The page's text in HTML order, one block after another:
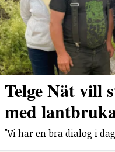
Telge Nät vill
med
"Vi har en bra dialog i